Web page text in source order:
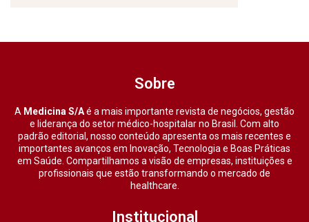
Sobre
A Medicina S/Aé a mais importante revista de negócios, gestão
e liderança do setor médico-hospitalar no Brasil. Com alto
padrão editorial, nosso conteúdo apresenta os mais recentes e
importantes avanços em Inovação, Tecnologia e Boas Práticas
em Saúde. Compartilhamos a visão de empresas, instituições e
profissionais que estão transformando o mercado de
healthcare.
Institucional